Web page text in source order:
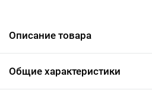
Описание товара
Общие характеристики